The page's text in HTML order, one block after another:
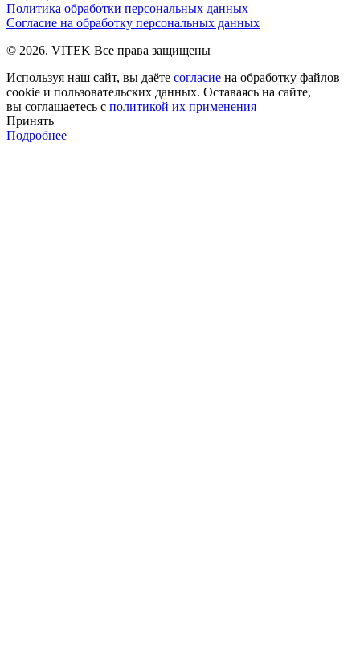
Политика обработки персональных данных
Согласие на обработку персональных данных
© 2026. VITEK Все права защищены
Используя наш сайт, вы даёте согласие на обработку файлов
cookie и пользовательских данных. Оставаясь на сайте,
вы соглашаетесь с политикой их применения
Принять
Подробнее